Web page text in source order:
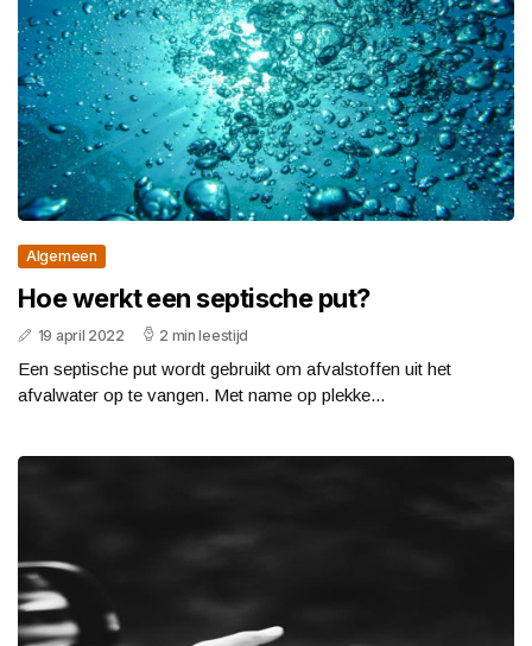
Algemeen
Hoe werkt een septische put?
19 april 2022 2 min leestijd
Een septische put wordt gebruikt om afvalstoffen uit het
afvalwater op te vangen. Met name op plekke...